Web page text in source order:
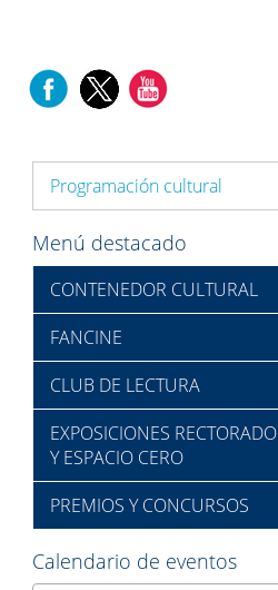
Programación cultural
Menú destacado
CONTENEDOR CULTURAL
FANCINE
CLUB DE LECTURA
EXPOSICIONES RECTORADO
Y ESPACIO CERO
PREMIOS Y CONCURSOS
Calendario de eventos